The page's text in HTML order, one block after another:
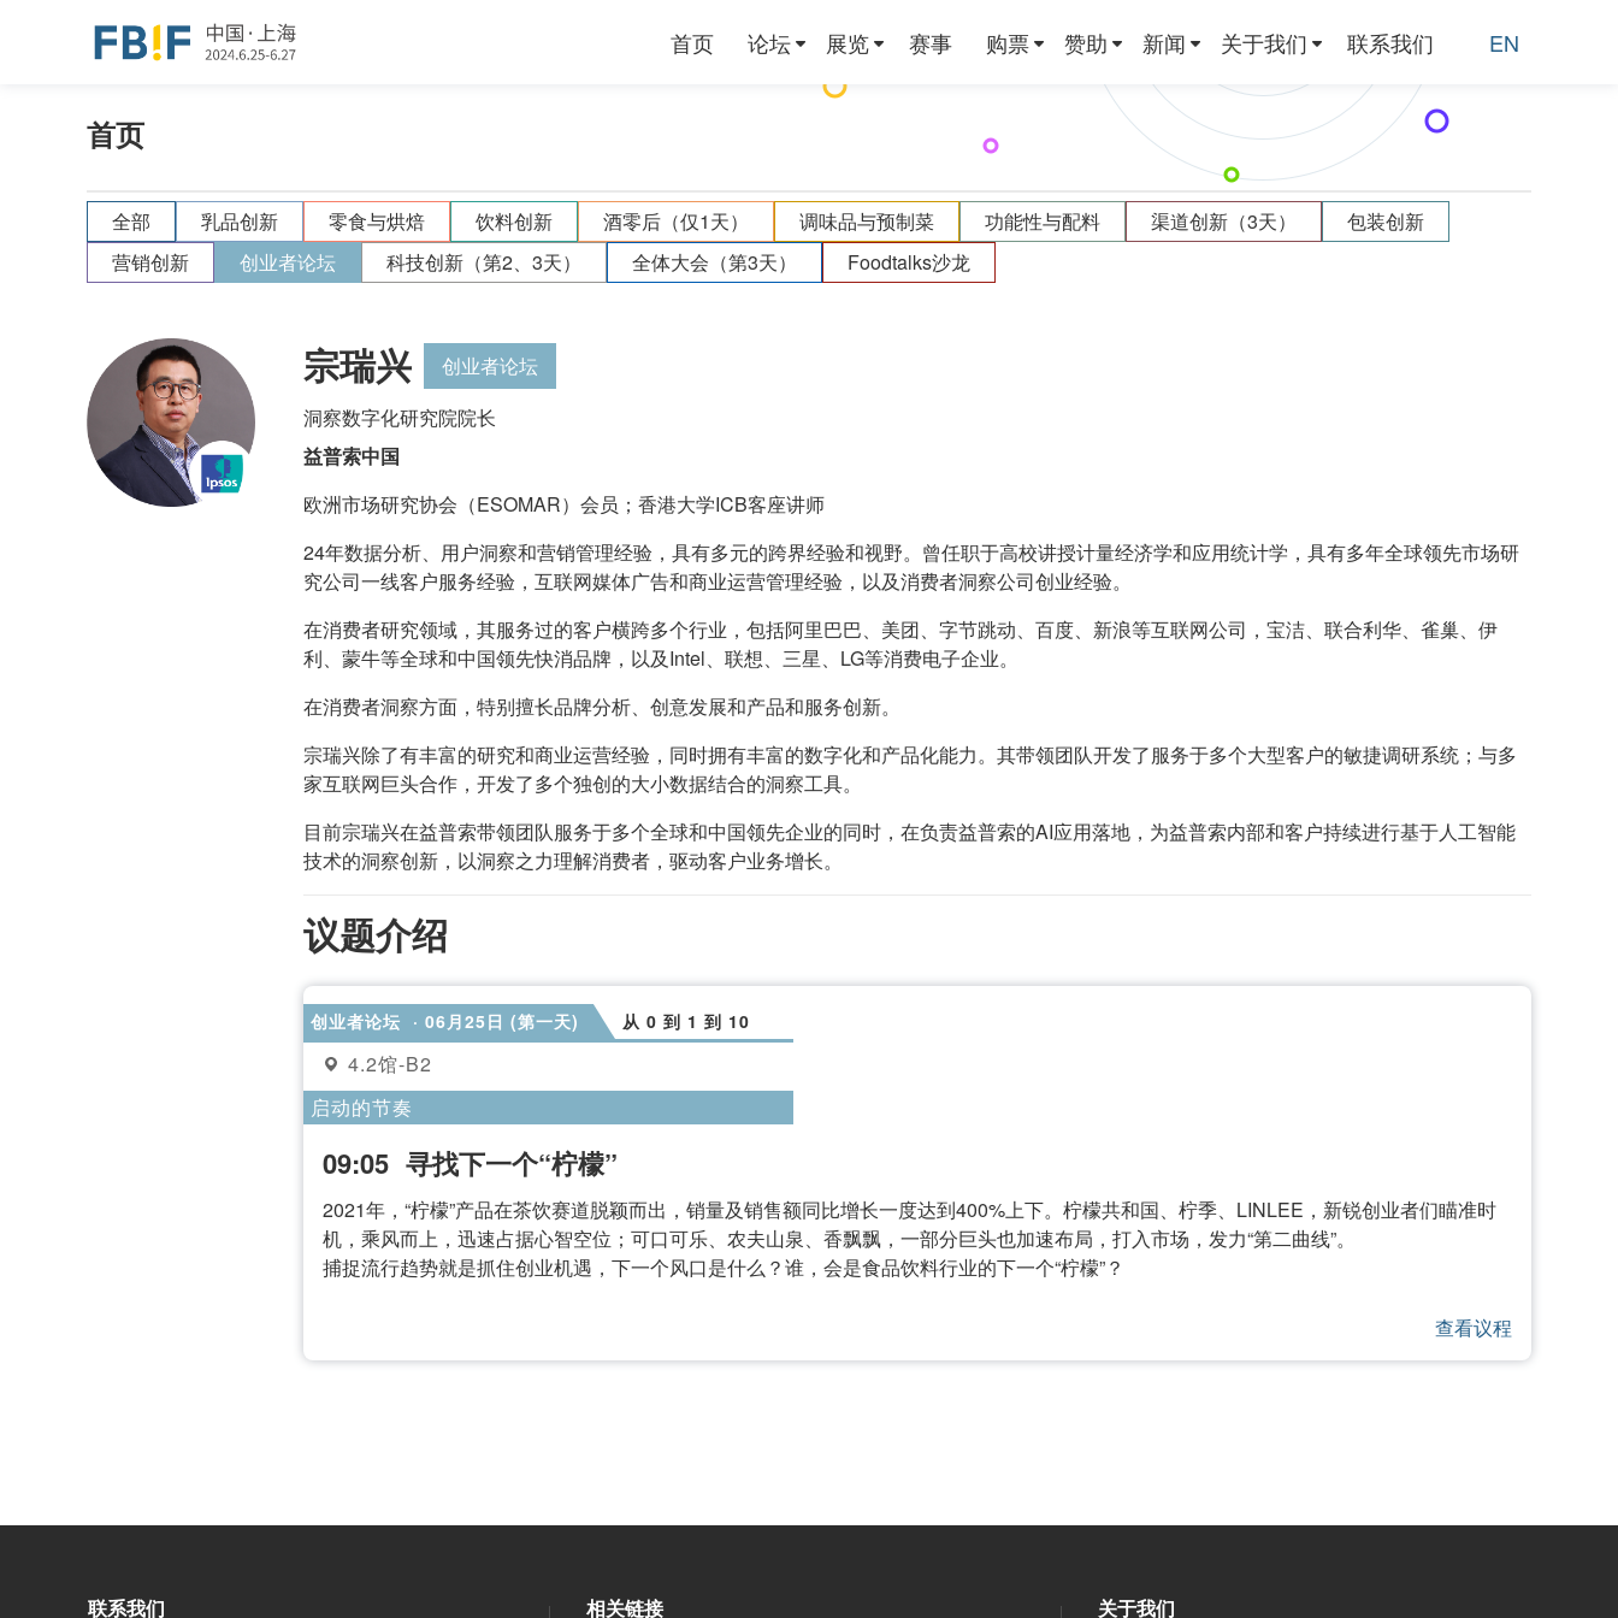
首页 论坛 展览 赛事 购票 赞助 新闻 关于我们 联系我们 EN
首页
全部 乳品创新 零食与烘焙 饮料创新 酒零后（仅1天） 调味品与预制菜 功能性与配料 渠道创新（3天）
包装创新
营销创新
创业者论坛 科技创新（第2、3天） 全体大会（第3天） Foodtalks沙龙
宗瑞兴
创业者论坛
洞察数字化研究院院长
益普索中国
欧洲市场研究协会（ESOMAR）会员；香港大学ICB客座讲师
24年数据分析、用户洞察和营销管理经验，具有多元的跨界经验和视野。曾任职于高校讲授计量经济学和应用统计学，具有多年全球领先市场研
究公司一线客户服务经验，互联网媒体广告和商业运营管理经验，以及消费者洞察公司创业经验。
在消费者研究领域，其服务过的客户横跨多个行业，包括阿里巴巴、美团、字节跳动、百度、新浪等互联网公司，宝洁、联合利华、雀巢、伊
利、蒙牛等全球和中国领先快消品牌，以及Intel、联想、三星、LG等消费电子企业。
在消费者洞察方面，特别擅长品牌分析、创意发展和产品和服务创新。
宗瑞兴除了有丰富的研究和商业运营经验，同时拥有丰富的数字化和产品化能力。其带领团队开发了服务于多个大型客户的敏捷调研系统；与多
家互联网巨头合作，开发了多个独创的大小数据结合的洞察工具。
目前宗瑞兴在益普索带领团队服务于多个全球和中国领先企业的同时，在负责益普索的AI应用落地，为益普索内部和客户持续进行基于人工智能
技术的洞察创新，以洞察之力理解消费者，驱动客户业务增长。
议题介绍
创业者论坛 · 06月25日 (第一天) 从 0 到 1 到 10
4.2馆-B2
启动的节奏
09:05 寻找下一个“柠檬”
2021年，“柠檬”产品在茶饮赛道脱颖而出，销量及销售额同比增长一度达到400%上下。柠檬共和国、柠季、LINLEE，新锐创业者们瞄准时
机，乘风而上，迅速占据心智空位；可口可乐、农夫山泉、香飘飘，一部分巨头也加速布局，打入市场，发力“第二曲线”。
捕捉流行趋势就是抓住创业机遇，下一个风口是什么？谁，会是食品饮料行业的下一个“柠檬”？
查看议程
联系我们 相关链接 关于我们